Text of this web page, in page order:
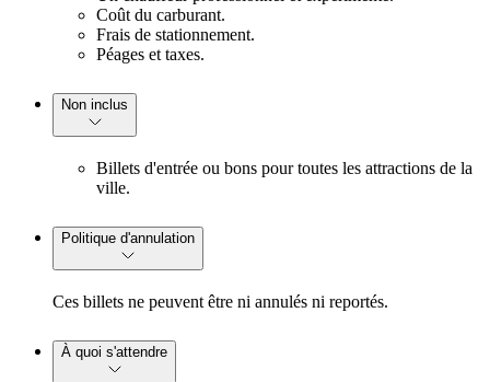
Coût du carburant.
Frais de stationnement.
Péages et taxes.
Non inclus
Billets d'entrée ou bons pour toutes les attractions de la
ville.
Politique d'annulation
Ces billets ne peuvent être ni annulés ni reportés.
À quoi s'attendre